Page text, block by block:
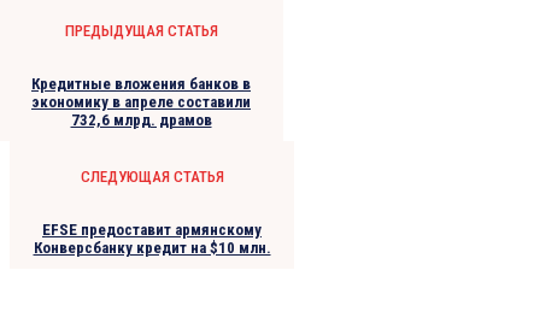
ПРЕДЫДУЩАЯ СТАТЬЯ
Кредитные вложения банков в
экономику в апреле составили
732,6 млрд. драмов
СЛЕДУЮЩАЯ СТАТЬЯ
EFSE предоставит армянскому
Конверсбанку кредит на $10 млн.